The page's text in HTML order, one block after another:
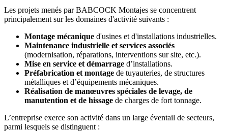
Les projets menés par BABCOCK Montajes se concentrent
principalement sur les domaines d'activité suivants :
Montage mécanique d'usines et d'installations industrielles.
Maintenance industrielle et services associés
(modernisation, réparations, interventions sur site, etc.).
Mise en service et démarrage d’installations.
Préfabrication et montage de tuyauteries, de structures
métalliques et d’équipements mécaniques.
Réalisation de manœuvres spéciales de levage, de
manutention et de hissage de charges de fort tonnage.
L’entreprise exerce son activité dans un large éventail de secteurs,
parmi lesquels se distinguent :